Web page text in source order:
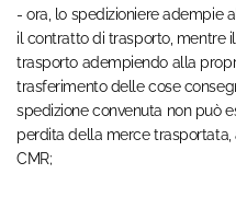
- ora, lo spedizioniere adempie
il contratto di trasporto, mentre
trasporto adempiendo alla
trasferimento delle cose
spedizione convenuta non può
perdita della merce trasportata,
CMR;